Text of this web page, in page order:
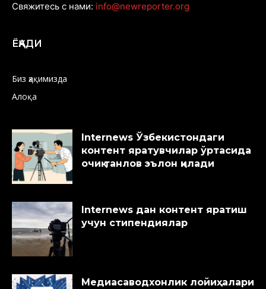
Свяжитесь с нами: info@newreporter.org
ЁҚАДИ
Биз ҳақимизда
Алоқа
Internews Ўзбекистондаги
контент яратувчилар ўртасида
очиқ танлов эълон қилади
Internews дан контент яратиш
учун стипендиялар
Медиасаводхонлик лойиҳалари